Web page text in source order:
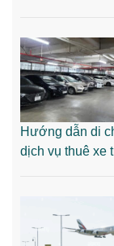
Hướng dẫn di
dịch vụ thuê xe